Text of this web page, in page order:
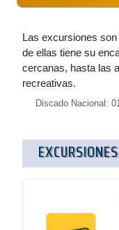
Las excursiones
de ellas tiene su
cercanas, hasta las
recreativas.
Discado Nacional: